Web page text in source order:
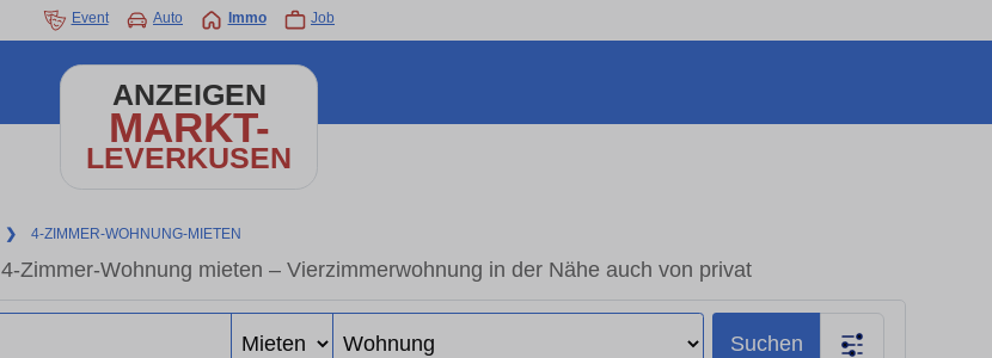
Event Auto Immo Job
ANZEIGEN
MARKT-
LEVERKUSEN
❯ 4-ZIMMER-WOHNUNG-MIETEN
4-Zimmer-Wohnung mieten – Vierzimmerwohnung in der Nähe auch von privat
Suchen